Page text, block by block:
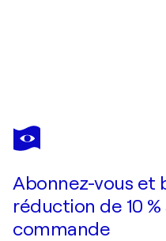
UTE BIVONA
Thriving
Abonnez-vous et
réduction de 10
commande